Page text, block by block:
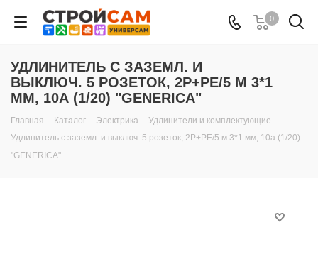
0
УДЛИНИТЕЛЬ С ЗАЗЕМЛ. И
ВЫКЛЮЧ. 5 РОЗЕТОК, 2P+PE/5 М 3*1
ММ, 10А (1/20) "GENERICA"
Главная - Каталог - Электрика - Удлинители и комплектующие -
Удлинитель с заземл. и выключ. 5 розеток, 2P+PE/5 м 3*1 мм, 10а (1/20)
"GENERICA"